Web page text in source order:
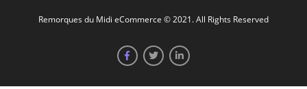
Remorques du Midi eCommerce © 2021. All Rights Reserved